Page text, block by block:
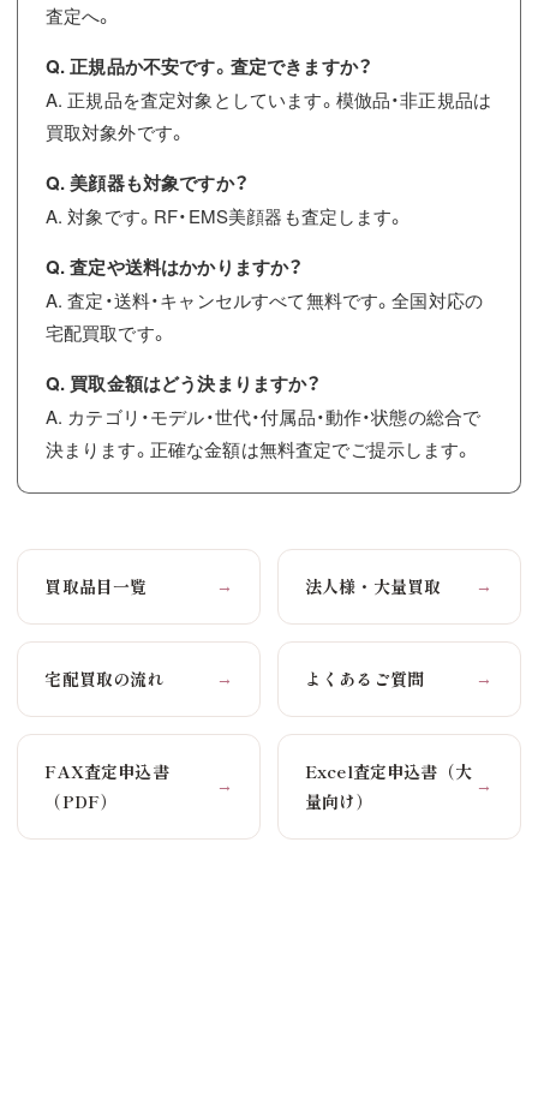
査定へ。
Q. 正規品か不安です。査定できますか？
A. 正規品を査定対象としています。模倣品・非正規品は
買取対象外です。
Q. 美顔器も対象ですか？
A. 対象です。RF・EMS美顔器も査定します。
Q. 査定や送料はかかりますか？
A. 査定・送料・キャンセルすべて無料です。全国対応の
宅配買取です。
Q. 買取金額はどう決まりますか？
A. カテゴリ・モデル・世代・付属品・動作・状態の総合で
決まります。正確な金額は無料査定でご提示します。
買取品目一覧 → 法人様・大量買取 →
宅配買取の流れ → よくあるご質問 →
FAX査定申込書
（PDF）
→
Excel査定申込書（大
量向け）
→